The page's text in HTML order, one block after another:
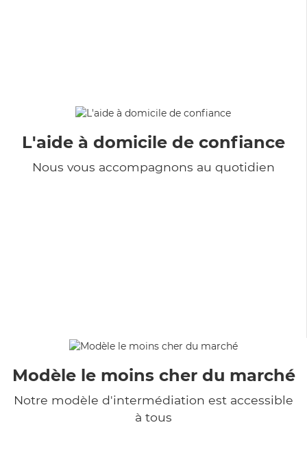
L'aide à domicile de confiance
Nous vous accompagnons au quotidien
Modèle le moins cher du marché
Notre modèle d'intermédiation est accessible
à tous